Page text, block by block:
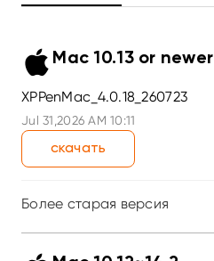
Mac 10.13 or newer
XPPenMac_4.0.18_260723
Jul 31,2026 AM 10:11
скачать
Более старая версия